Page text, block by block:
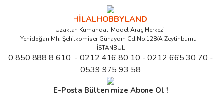
HİLALHOBBYLAND
Uzaktan Kumandalı Model Araç Merkezi
Yenidoğan Mh. Şehitkomiser Günaydın Cd.No:128/A Zeytinburnu -
İSTANBUL
0 850 888 8 610 - 0212 416 80 10 - 0212 665 30 70 -
0539 975 93 58
E-Posta Bültenimize Abone Ol !